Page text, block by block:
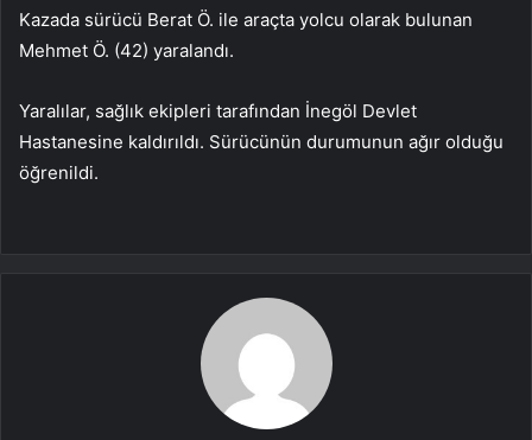
Kazada sürücü Berat Ö. ile araçta yolcu olarak bulunan
Mehmet Ö. (42) yaralandı.
Yaralılar, sağlık ekipleri tarafından İnegöl Devlet
Hastanesine kaldırıldı. Sürücünün durumunun ağır olduğu
öğrenildi.